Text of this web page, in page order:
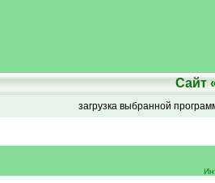
Сайт
загрузка выбранной